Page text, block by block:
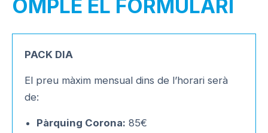
OMPLE EL FORMULARI
PACK DIA
El preu màxim mensual dins de l’horari serà
de:
Pàrquing Corona: 85€